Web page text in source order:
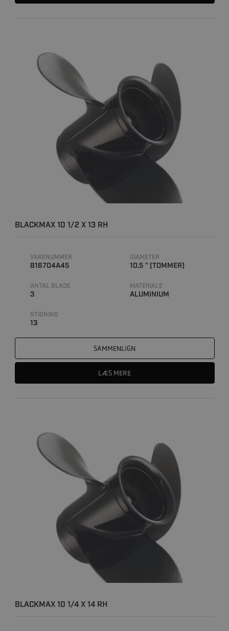
BLACKMAX 10 1/2 X 13 RH
VARENUMMER
816704A45
DIAMETER
10.5 " (TOMMER)
ANTAL BLADE
3
MATERIALE
ALUMINIUM
STIGNING
13
SAMMENLIGN
LÆS MERE
BLACKMAX 10 1/4 X 14 RH